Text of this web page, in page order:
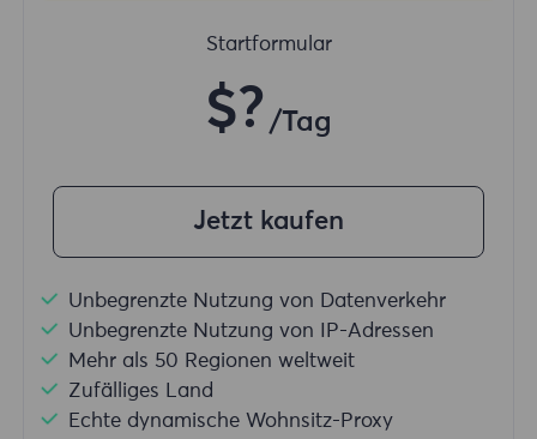
Startformular
$? /Tag
Jetzt kaufen
Unbegrenzte Nutzung von Datenverkehr
Unbegrenzte Nutzung von IP-Adressen
Mehr als 50 Regionen weltweit
Zufälliges Land
Echte dynamische Wohnsitz-Proxy